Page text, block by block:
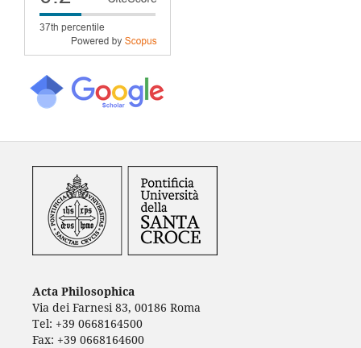
Acta Philosophica
Via dei Farnesi 83, 00186 Roma
Tel: +39 0668164500
Fax: +39 0668164600